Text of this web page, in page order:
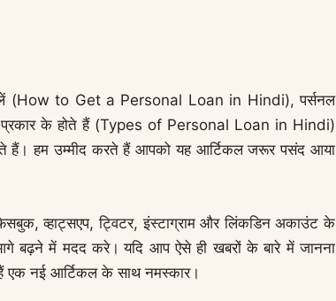
लें (How to Get a Personal Loan in Hindi), पर्सनल
के होते हैं (Types of Personal Loan in Hindi)
हैं। हम उम्मीद करते हैं आपको यह आर्टिकल जरूर पसंद आया
, व्हाट्सएप, ट्विटर,इंस्टाग्रामऔर लिंकडिन अकाउंट के
बढ़ने में मदद करे। यदि आप ऐसे ही खबरों के बारे में जानना
एक नई आर्टिकल के साथ नमस्कार।